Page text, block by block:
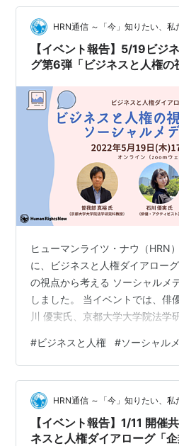
用 - 日本経済新聞 まだまだ旧態
まみれ、目先の利益ばかりに執
うか。 鬼畜の所業とまでいわれ…
HRN通信 ～「今」知りたい、私
【イベント報告】5/19ビジ
グ第6弾「ビジネスと人権
ヒューマンライツ・ナウ（HRN
に、ビジネスと人権ダイアロー
の視点から考える ソーシャルメ
しました。 当イベントでは、俳
川 優実氏、京都大学大学院法学
ティビスト、大阪経済大学情報
大介氏をゲストスピーカーとし
ネスと人権の視点を基に、個人
ィア等を活用する際の利点・弊
を使って企業活動をする立場の
ォーム側としての責任とユ…
#ビジネスと人権 #ソーシャル
HRN通信 ～「今」知りたい、私
【イベント報告】1/11 開
ネスと人権ダイアローグ「